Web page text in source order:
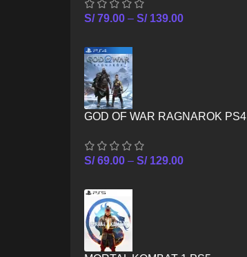
S/79.00 – S/139.00
GOD OF WAR RAGNAROK PS4
S/69.00 – S/129.00